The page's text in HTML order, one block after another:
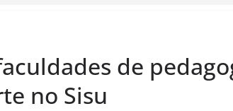
de
no Sisu